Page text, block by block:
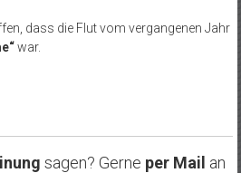
dass die Flut vom vergangenen Jahr
war.
sagen? Gerne per Mail an